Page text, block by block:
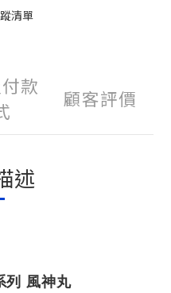
清單
款
顧客評價
述
列 風神丸